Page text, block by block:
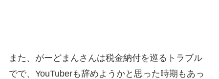
また、がーどまんさんは税金納付を巡るトラブル
でで、YouTuberも辞めようかと思った時期もあっ